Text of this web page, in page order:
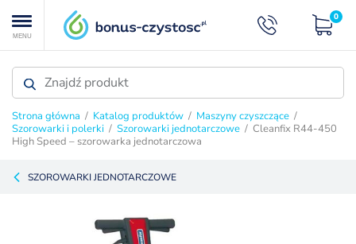
MENU
0
Strona główna / Katalog produktów / Maszyny czyszczące /
Szorowarki i polerki / Szorowarki jednotarczowe / Cleanfix R44-450
High Speed – szorowarka jednotarczowa
SZOROWARKI JEDNOTARCZOWE